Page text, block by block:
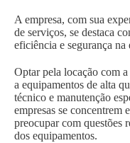
A empresa, com sua
de serviços, se destaca
eficiência e segurança na
Optar pela locação com
a equipamentos de alta
técnico e manutenção
empresas se concentrem
preocupar com questões
dos equipamentos.